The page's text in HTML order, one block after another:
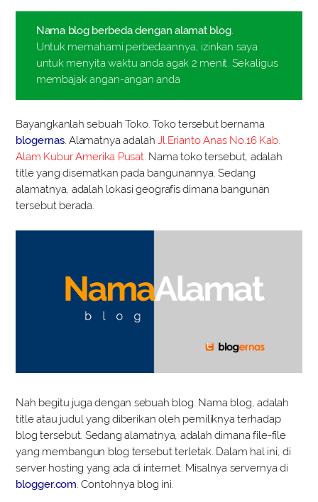
Nama blog berbeda dengan alamat blog.
Untuk memahami perbedaannya, izinkan saya
untuk menyita waktu anda agak 2 menit. Sekaligus
membajak angan-angan anda
Bayangkanlah sebuah Toko. Toko tersebut bernama
blogernas. Alamatnya adalah Jl.Erianto Anas No.16 Kab.
Alam Kubur Amerika Pusat . Nama toko tersebut, adalah
title yang disematkan pada bangunannya. Sedang
alamatnya, adalah lokasi geografis dimana bangunan
tersebut berada.
Nah begitu juga dengan sebuah blog. Nama blog, adalah
title atau judul yang diberikan oleh pemiliknya terhadap
blog tersebut. Sedang alamatnya, adalah dimana file-file
yang membangun blog tersebut terletak. Dalam hal ini, di
server hosting yang ada di internet. Misalnya servernya di
blogger.com. Contohnya blog ini.